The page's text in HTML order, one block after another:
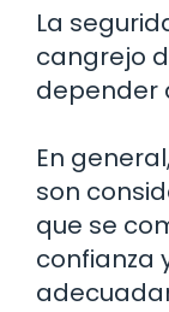
La
cangrejo
depender
En
son
que se
confianza